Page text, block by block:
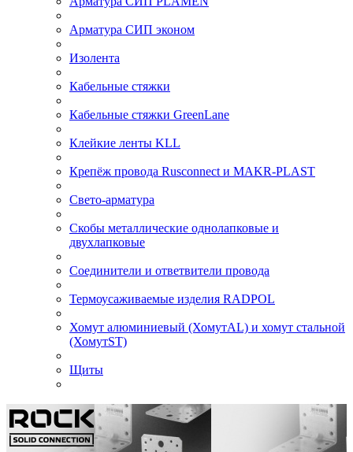
Арматура СИП эконом
Изолента
Кабельные стяжки
Кабельные стяжки GreenLane
Клейкие ленты KLL
Крепёж провода Rusconnect и MAKR-PLAST
Свето-арматура
Скобы металлические однолапковые и
двухлапковые
Соединители и ответвители провода
Термоусаживаемые изделия RADPOL
Хомут алюминиевый (ХомутAL) и хомут стальной
(ХомутST)
Щиты